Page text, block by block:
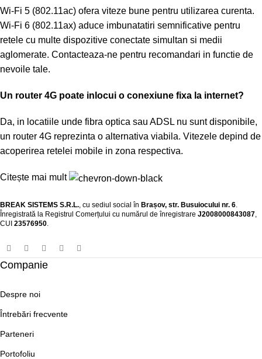
Wi-Fi 5 (802.11ac) ofera viteze bune pentru utilizarea curenta.
Wi-Fi 6 (802.11ax) aduce imbunatatiri semnificative pentru
retele cu multe dispozitive conectate simultan si medii
aglomerate. Contacteaza-ne pentru recomandari in functie de
nevoile tale.
Un router 4G poate inlocui o conexiune fixa la internet?
Da, in locatiile unde fibra optica sau ADSL nu sunt disponibile,
un router 4G reprezinta o alternativa viabila. Vitezele depind de
acoperirea retelei mobile in zona respectiva.
Citește mai mult
BREAK SISTEMS S.R.L. , cu sediul social în Brașov, str. Busuiocului nr. 6
Înregistrată la Registrul Comerțului cu numărul de înregistrare J2008000843087
CUI 23576950
Companie
Despre noi
Întrebări frecvente
Parteneri
Portofoliu